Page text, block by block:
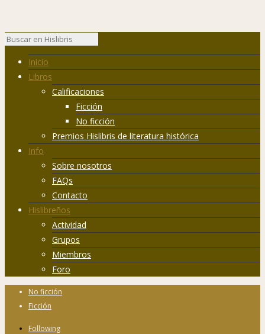
Inicio
Libros
Calificaciones
Ficción
No ficción
Premios Hislibris de literatura histórica
Info
Sobre nosotros
FAQs
Contacto
Hislibreños
Actividad
Grupos
Miembros
Foro
No ficción
Ficción
Following